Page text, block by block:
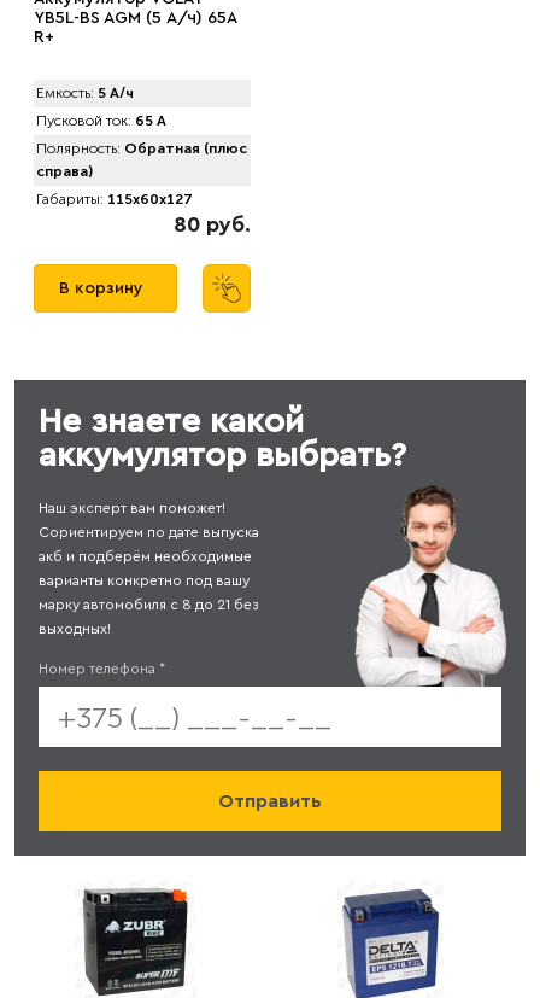
YB5L-BS AGM (5 А/ч) 65A
R+
Емкость: 5 А/ч
Пусковой ток: 65 А
Полярность: Обратная (плюс
справа)
Габариты: 115x60x127
80 руб.
В корзину
Не знаете какой
аккумулятор выбрать?
Наш эксперт вам поможет!
Сориентируем по дате выпуска
акб и подберём необходимые
варианты конкретно под вашу
марку автомобиля с 8 до 21 без
выходных!
Номер телефона *